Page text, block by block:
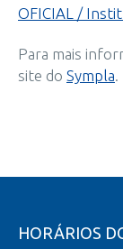
OFICIAL /
Para mais
site do Sympla.
HORÁRIOS